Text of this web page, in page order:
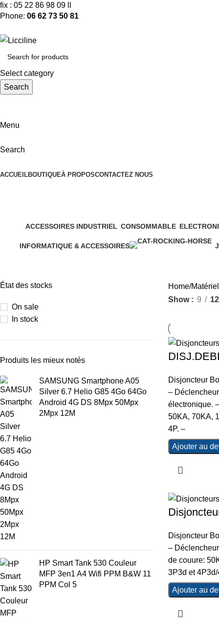
fix : 05 22 86 98 09 ll
Phone: 06 62 73 50 81
Select category
Search
Menu
Search
ACCUEILBOUTIQUEÀ PROPOSCONTACTEZ NOUS
ACCESSOIRES INDUSTRIEL CONSOMMABLE
INFORMATIQUE & ACCESSOIRES
État des stocks
On sale
In stock
Produits les mieux notés
SAMSUNG Smartphone A05
Silver 6.7 Helio G85 4Go 64Go
Android 4G DS 8Mpx 50Mpx
2Mpx 12M
HP Smart Tank 530 Couleur
MFP 3en1 A4 Wifi PPM B&W 11
PPM Col 5
Home
Show
9 12
Disjoncteur
–
électronique.
50KA, 70KA,
4P. –
Ajouter au
Disjoncteur
–
de couure:
3P3d et
Ajouter au